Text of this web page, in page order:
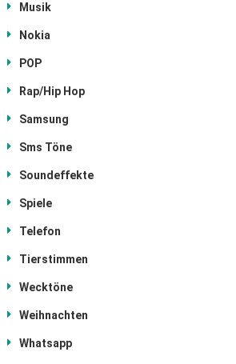
Musik
Nokia
POP
Rap/Hip Hop
Samsung
Sms Töne
Soundeffekte
Spiele
Telefon
Tierstimmen
Wecktöne
Weihnachten
Whatsapp